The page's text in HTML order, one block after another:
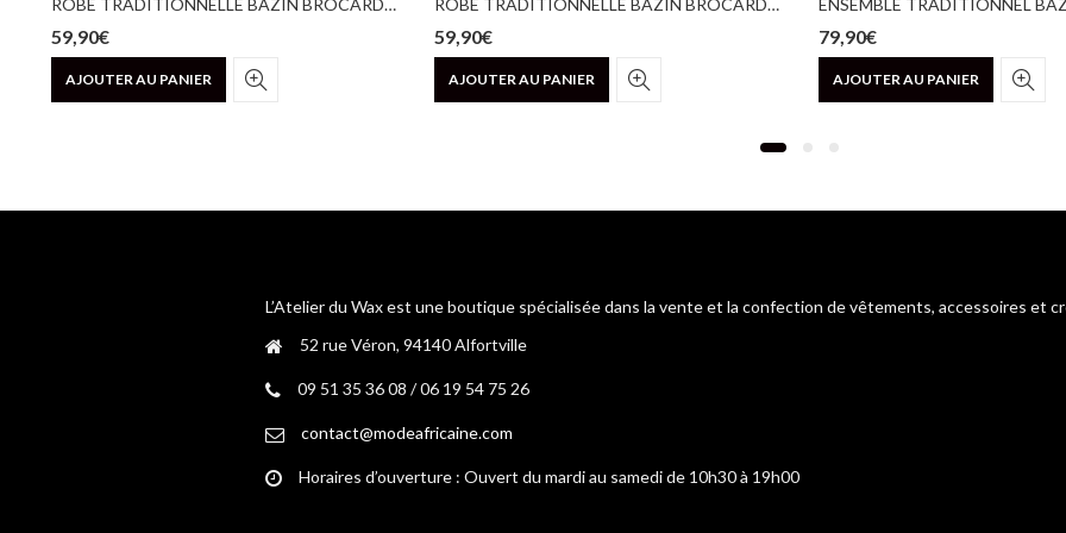
ROBE TRADITIONNELLE BAZIN BROCARD BLEU CANARD
59,90€
AJOUTER AU PANIER
ROBE TRADITIONNELLE BAZIN BROCARD PRUNE
59,90€
AJOUTER AU PANIER
79,90€
AJOUTER AU PANIER
L’Atelier du Wax est une boutique spécialisée dans la vente et la confection de vêtements, accessoires et
52 rue Véron, 94140 Alfortville
09 51 35 36 08 / 06 19 54 75 26
contact@modeafricaine.com
Horaires d’ouverture : Ouvert du mardi au samedi de 10h30 à 19h00